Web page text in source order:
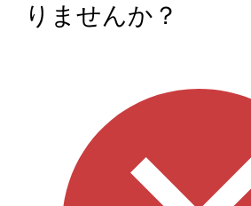
りませんか？